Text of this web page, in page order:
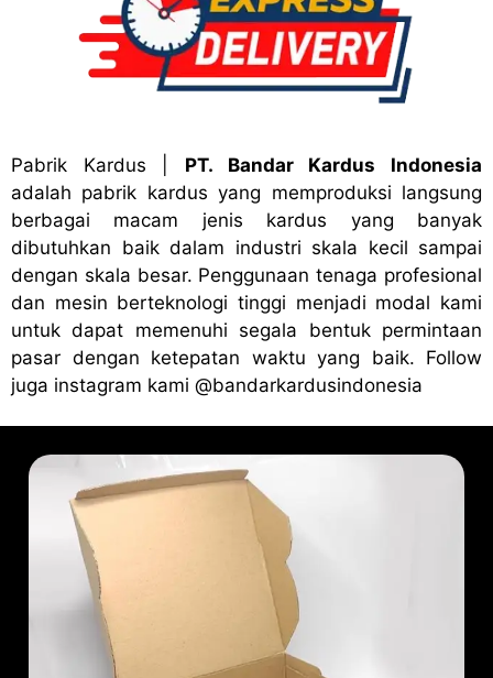
Pabrik Kardus
PT. Bandar Kardus Indonesia
adalah pabrik kardus yang memproduksi langsung
berbagai macam jenis kardus yang banyak
dibutuhkan baik dalam industri skala kecil sampai
dengan skala besar. Penggunaan tenaga profesional
dan mesin berteknologi tinggi menjadi modal kami
untuk dapat memenuhi segala bentuk permintaan
pasar dengan ketepatan waktu yang baik. Follow
juga instagram kami @bandarkardusindonesia